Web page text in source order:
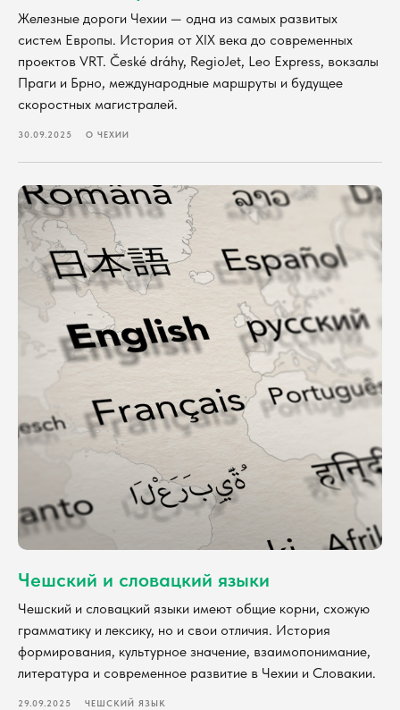
Железные дороги Чехии — одна из самых развитых
систем Европы. История от XIX века до современных
проектов VRT. České dráhy, RegioJet, Leo Express, вокзалы
Праги и Брно, международные маршруты и будущее
скоростных магистралей.
30.09.2025 О ЧЕХИИ
Чешский и словацкий языки
Чешский и словацкий языки имеют общие корни, схожую
грамматику и лексику, но и свои отличия. История
формирования, культурное значение, взаимопонимание,
литература и современное развитие в Чехии и Словакии.
29.09.2025 ЧЕШСКИЙ ЯЗЫК